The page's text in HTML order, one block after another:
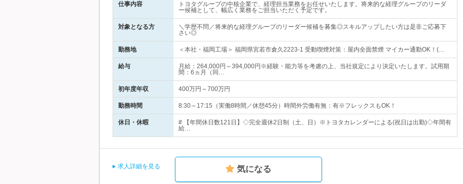
仕事内容
トヨタグループの中核企業で、経理担当業務をお任せいたします。将来的な経理グループのリーダ
ー候補として、幅広く業務をご担当いただく予定です。
対象となる方
＼学歴不問／将来的な経理グループのリーダー候補を募集◎スキルアップしたい方は是非ご応募下
さい◎
勤務地 ＜本社・福岡工場＞ 福岡県宮若市倉久2223-1 受動喫煙対策：屋内全面禁煙 マイカー通勤OK！(…
給与
月給：264,000円～394,000円※経験・能力等を考慮の上、当社規定により決定いたします。試用期
間：6ヵ月（同…
初年度年収 400万円～700万円
勤務時間 8:30～17:15（実働8時間／休憩45分）時間外労働有無：有※フレックスもOK！
休日・休暇
# 【年間休日数121日】◇完全週休2日制（土、日）※トヨタカレンダーによる(祝日は出勤)◇年間有
給…
求人詳細を見る 気になる